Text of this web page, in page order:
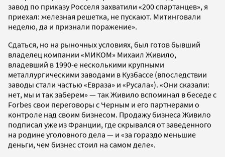
завод по приказу Росселя захватили «200 спартанцев», я
приехал: железная решетка, не пускают. Митинговали
неделю, да и признали поражение».
Сдаться, но на рыночных условиях, был готов бывший
владелец компании «МИКОМ» Михаил Живило,
владевший в 1990-е несколькими крупными
металлургическими заводами в Кузбассе (впоследствии
заводы стали частью «Евраза» и «Русала»). «Они сказали:
нет, мы и так заберем» — так Живило вспоминал в беседе с
Forbes свои переговоры с Черным и его партнерами о
контроле над своим бизнесом. Продажу бизнеса Живило
подписал уже из Франции, где скрывался от заведенного
на родине уголовного дела — и «за гораздо меньшие
деньги, чем бизнес стоил на самом деле».